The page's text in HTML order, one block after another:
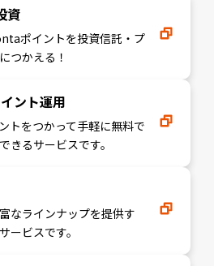
資
ポイントを投資信託・プ
つかえる！
ント運用
トをつかって手軽に無料で
きるサービスです。
なラインナップを提供す
ービスです。